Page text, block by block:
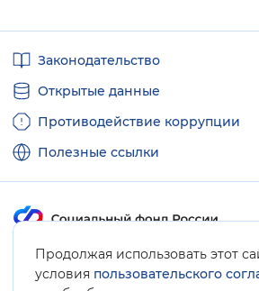
Продолжая использовать этот
условия пользовательского
ссылкиЗаконодательство
Открытые данные
Противодействие коррупции
Полезные ссылки
Карта сайта